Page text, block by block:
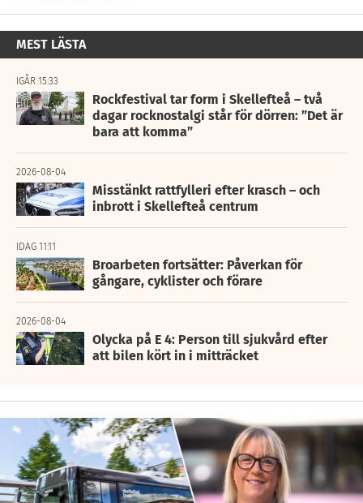
MEST LÄSTA
IGÅR 15:33
Rockfestival tar form i Skellefteå – två
dagar rocknostalgi står för dörren: ”Det är
bara att komma”
2026-08-04
Misstänkt rattfylleri efter krasch – och
inbrott i Skellefteå centrum
IDAG 11:11
Broarbeten fortsätter: Påverkan för
gångare, cyklister och förare
2026-08-04
Olycka på E 4: Person till sjukvård efter
att bilen kört in i mitträcket